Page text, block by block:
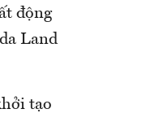
động
Land
tạo